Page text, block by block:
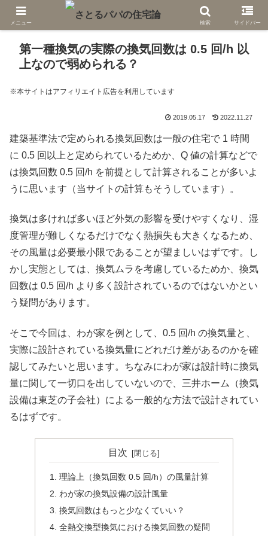
第一種換気の実際の換気回数は 0.5 回/h 以
上なので弱められる？
※本サイトはアフィリエイト広告を利用しています
2019.05.17 2022.11.27
建築基準法で定められる換気回数は一般の住宅で 1 時間
に 0.5 回以上と定められているためか、Q 値の計算などで
は換気回数 0.5 回/h を前提として計算されることが多いよ
うに思います（当サイトの計算もそうしています）。
換気は多ければ多いほど外気の影響を受けやすくなり、湿
度管理が難しくなるだけでなく熱損失も大きくなるため、
その風量は必要最小限であることが望ましいはずです。し
かし実態としては、換気ムラを考慮しているためか、換気
回数は 0.5 回/h より多く設計されているのではないかとい
う疑問があります。
そこで今回は、わが家を例として、0.5 回/h の換気量と、
実際に設計されている換気量にどれだけ差があるのかを確
認してみたいと思います。ちなみにわが家は設計時に換気
量に関して一切口を出していないので、三井ホーム（換気
設備は東芝の子会社）による一般的な方法で設計されてい
るはずです。
目次
理論上（換気回数 0.5 回/h）の風量計算
わが家の換気設備の設計風量
換気回数はもっと少なくていい？
全熱交換型換気における換気回数の疑問
メニュー 検索 サイドバー